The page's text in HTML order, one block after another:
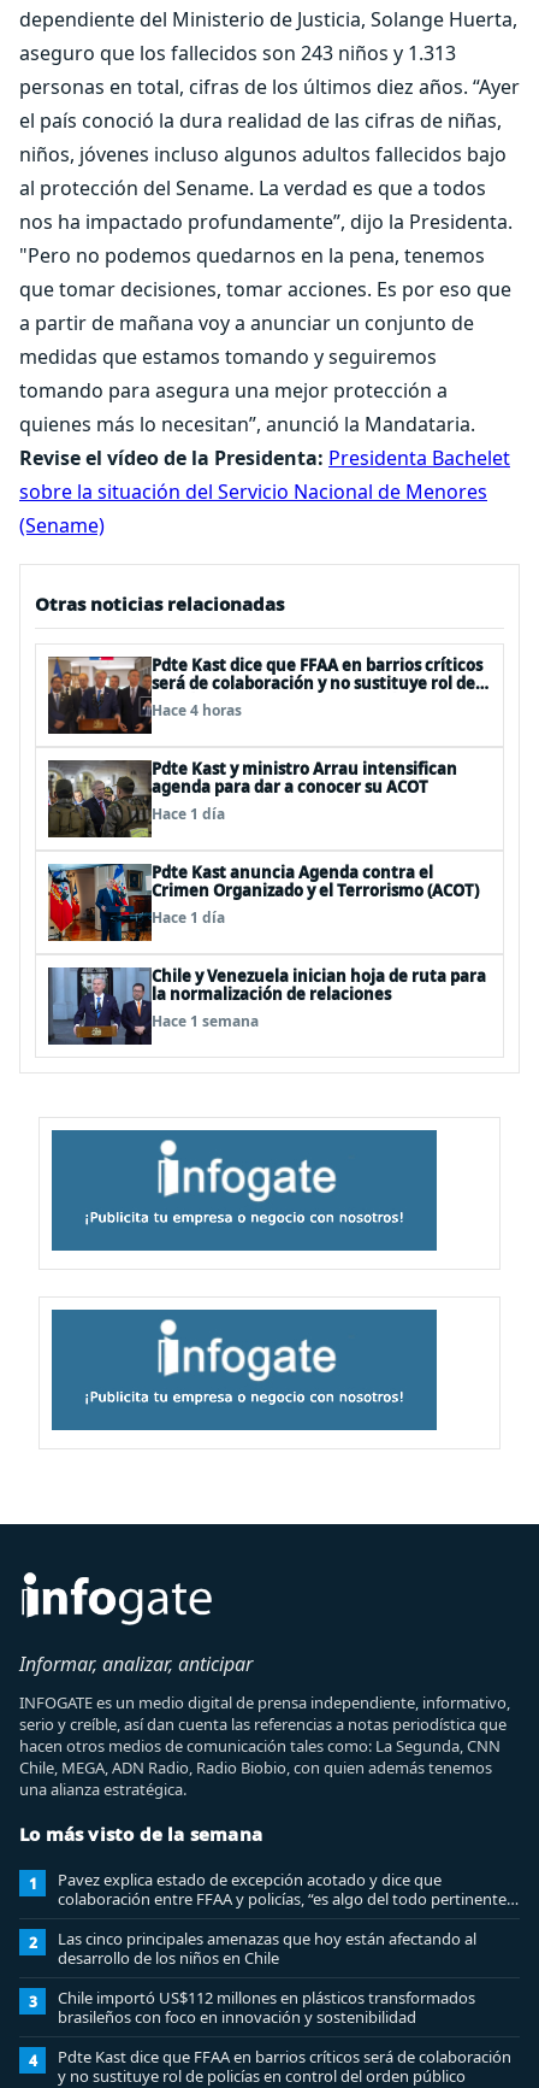
dependiente del Ministerio de Justicia, Solange Huerta,
aseguro que los fallecidos son 243 niños y 1.313
personas en total, cifras de los últimos diez años. “Ayer
el país conoció la dura realidad de las cifras de niñas,
niños, jóvenes incluso algunos adultos fallecidos bajo
al protección del Sename. La verdad es que a todos
nos ha impactado profundamente”, dijo la Presidenta.
"Pero no podemos quedarnos en la pena, tenemos
que tomar decisiones, tomar acciones. Es por eso que
a partir de mañana voy a anunciar un conjunto de
medidas que estamos tomando y seguiremos
tomando para asegura una mejor protección a
quienes más lo necesitan”, anunció la Mandataria.
Revise el vídeo de la Presidenta: Presidenta Bachelet
sobre la situación del Servicio Nacional de Menores
(Sename)
Otras noticias relacionadas
Pdte Kast dice que FFAA en barrios críticos
será de colaboración y no sustituye rol de
policías en control del orden público
Hace 4 horas
Pdte Kast y ministro Arrau intensifican
agenda para dar a conocer su ACOT
Hace 1 día
Pdte Kast anuncia Agenda contra el
Crimen Organizado y el Terrorismo (ACOT)
Hace 1 día
Chile y Venezuela inician hoja de ruta para
la normalización de relaciones
Hace 1 semana
Informar, analizar, anticipar
INFOGATE es un medio digital de prensa independiente, informativo,
serio y creíble, así dan cuenta las referencias a notas periodística que
hacen otros medios de comunicación tales como: La Segunda, CNN
Chile, MEGA, ADN Radio, Radio Biobio, con quien además tenemos
una alianza estratégica.
Lo más visto de la semana
1
Pavez explica estado de excepción acotado y dice que
colaboración entre FFAA y policías, “es algo del todo pertinente
analizar”
2
Las cinco principales amenazas que hoy están afectando al
desarrollo de los niños en Chile
3
Chile importó US$112 millones en plásticos transformados
brasileños con foco en innovación y sostenibilidad
4
Pdte Kast dice que FFAA en barrios críticos será de colaboración
y no sustituye rol de policías en control del orden público